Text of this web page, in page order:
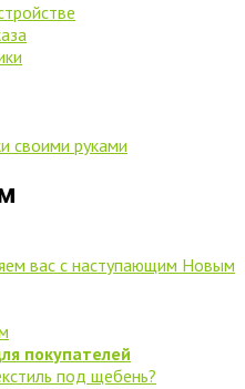
своими руками
вас с наступающим Новым
покупателей
под щебень?